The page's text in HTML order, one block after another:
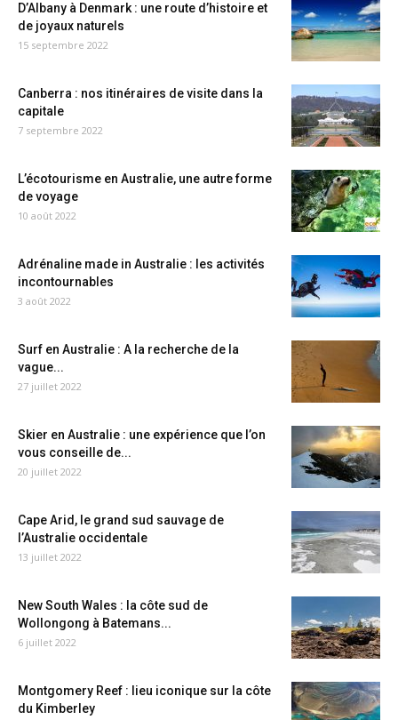
D’Albany à Denmark : une route d’histoire et
de joyaux naturels
15 septembre 2022
Canberra : nos itinéraires de visite dans la
capitale
7 septembre 2022
L’écotourisme en Australie, une autre forme
de voyage
10 août 2022
Adrénaline made in Australie : les activités
incontournables
3 août 2022
Surf en Australie : A la recherche de la
vague...
27 juillet 2022
Skier en Australie : une expérience que l’on
vous conseille de...
20 juillet 2022
Cape Arid, le grand sud sauvage de
l’Australie occidentale
13 juillet 2022
New South Wales : la côte sud de
Wollongong à Batemans...
6 juillet 2022
Montgomery Reef : lieu iconique sur la côte
du Kimberley